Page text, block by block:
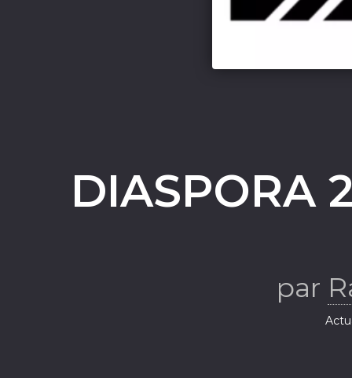
DIASPORA
par